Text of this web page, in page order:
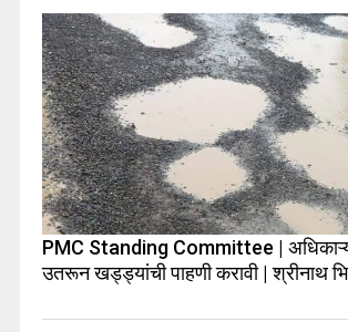
PMC Standing Committee |
उतरून खड्ड्यांची पाहणी करावी | श्रीनाथ